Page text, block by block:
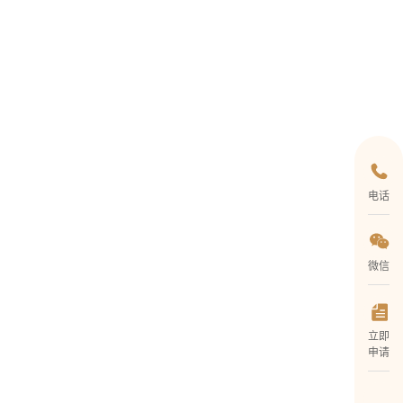
电话
微信
立即
申请